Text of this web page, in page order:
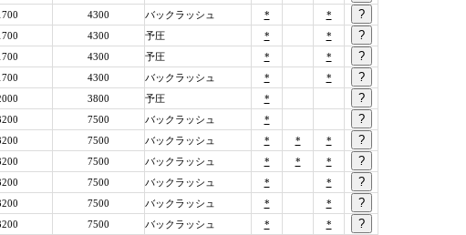
4300 バックラッシュ *
*
4300 予圧 *
*
4300 予圧 *
*
4300 バックラッシュ *
*
3800 予圧
*
7500 バックラッシュ
*
7500 バックラッシュ * *
*
7500 バックラッシュ * *
*
7500 バックラッシュ *
*
7500 バックラッシュ *
*
7500 バックラッシュ * *